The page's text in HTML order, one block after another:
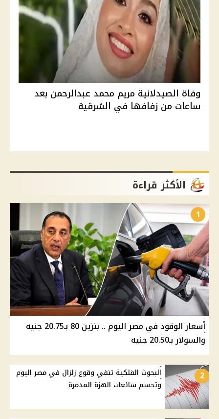
وفاة الصيدلانية مريم محمد عبدالرحمن بعد
ساعات من زفافها في الشرقية
الأكثر قراءة
1
أسعار الوقود في مصر اليوم .. بنزين 80 بـ20.75 جنيه
والسولار بـ20.50 جنيه
2
البحوث الفلكية تنفي وقوع زلزال في مصر اليوم
وتحسم شائعات الهزة المدمرة